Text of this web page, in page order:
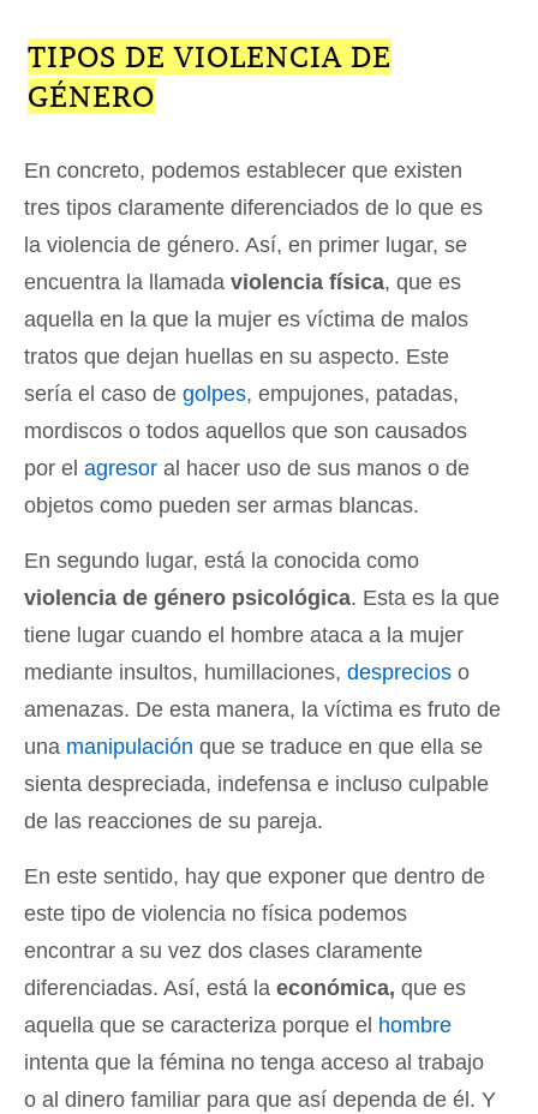
TIPOS DE VIOLENCIA DE
GÉNERO
En concreto, podemos establecer que existen
tres tipos claramente diferenciados de lo que es
la violencia de género. Así, en primer lugar, se
encuentra la llamada violencia física, que es
aquella en la que la mujer es víctima de malos
tratos que dejan huellas en su aspecto. Este
sería el caso de golpes, empujones, patadas,
mordiscos o todos aquellos que son causados
por el agresor al hacer uso de sus manos o de
objetos como pueden ser armas blancas.
En segundo lugar, está la conocida como
violencia de género psicológica. Esta es la que
tiene lugar cuando el hombre ataca a la mujer
mediante insultos, humillaciones, desprecios o
amenazas. De esta manera, la víctima es fruto de
una manipulación que se traduce en que ella se
sienta despreciada, indefensa e incluso culpable
de las reacciones de su pareja.
En este sentido, hay que exponer que dentro de
este tipo de violencia no física podemos
encontrar a su vez dos clases claramente
diferenciadas. Así, está la económica, que es
aquella que se caracteriza porque el hombre
intenta que la fémina no tenga acceso al trabajo
o al dinero familiar para que así dependa de él. Y